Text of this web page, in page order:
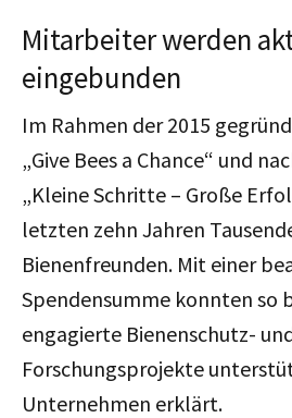
Mitarbeiter werden
eingebunden
Im Rahmen der 2015
„Give Bees a Chance“ und
„Kleine Schritte – Große
letzten zehn Jahren
Bienenfreunden. Mit einer
Spendensumme konnten so
engagierte Bienenschutz-
Forschungsprojekte
Unternehmen erklärt.